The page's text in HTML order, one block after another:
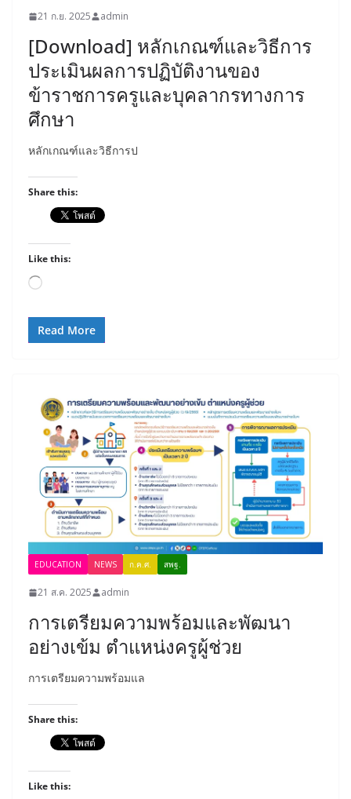
21 ก.ย. 2025 admin
[Download] หลักเกณฑ์และวิธีการ
ประเมินผลการปฏิบัติงานของ
ข้าราชการครูและบุคลากรทางการ
ศึกษา
หลักเกณฑ์และวิธีการป
Share this:
Like this:
Loading…
Read More
EDUCATION NEWS ก.ค.ศ. สพฐ.
21 ส.ค. 2025 admin
การเตรียมความพร้อมและพัฒนา
อย่างเข้ม ตำแหน่งครูผู้ช่วย
การเตรียมความพร้อมแล
Share this:
Like this: